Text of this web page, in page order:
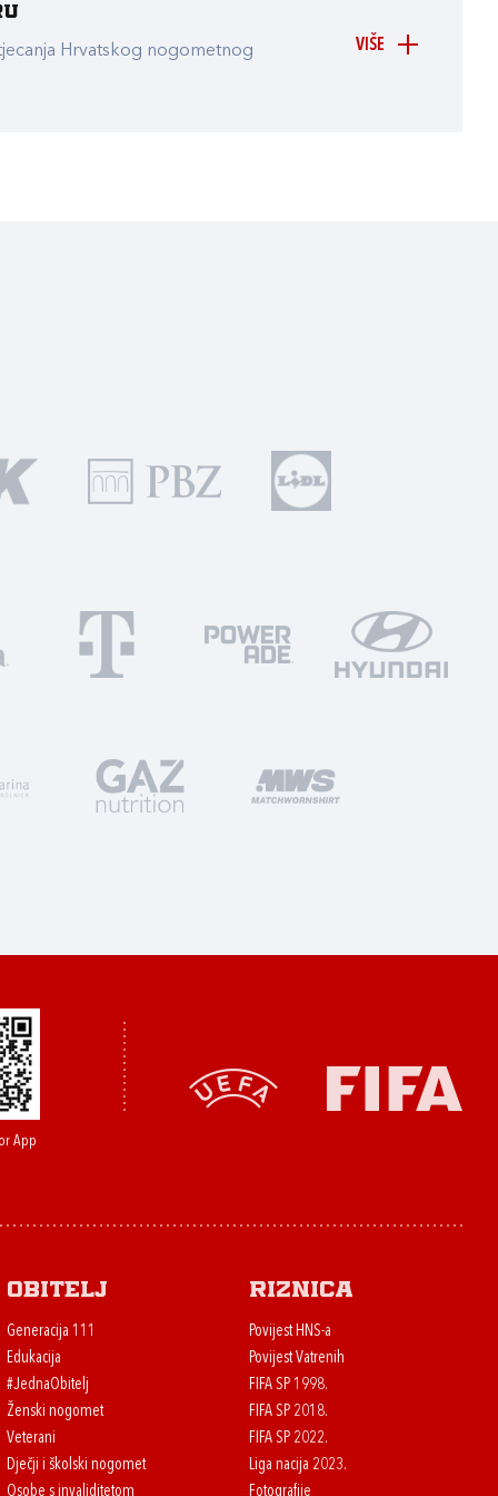
VIŠE
Hrvatskog nogometnog
App
Obitelj
Generacija 111
Edukacija
#JednaObitelj
Ženski nogomet
Veterani
Dječji i školski nogomet
Osobe s invaliditetom
Riznica
Povijest HNS-a
Povijest Vatrenih
FIFA SP 1998.
FIFA SP 2018.
FIFA SP 2022.
Liga nacija 2023.
Fotografije